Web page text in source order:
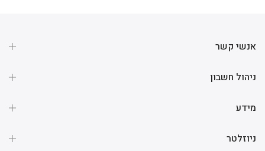
אנשי קשר
ניהול חשבון
מידע
ניוזלטר